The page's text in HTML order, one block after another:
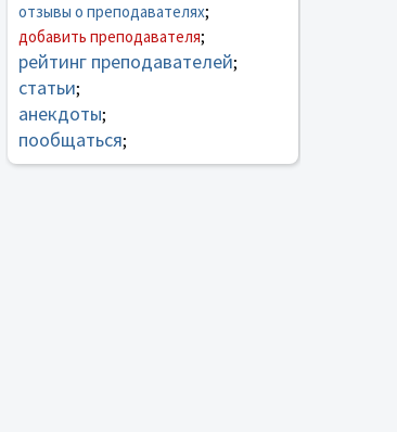
отзывы о преподавателях;
добавить преподавателя;
рейтинг преподавателей;
статьи;
анекдоты;
пообщаться;